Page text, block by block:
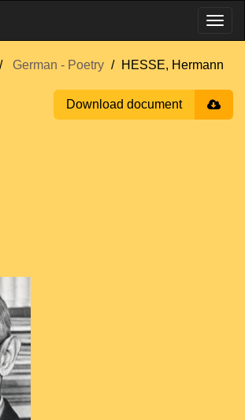
German - Poetry HESSE, Hermann
Download document